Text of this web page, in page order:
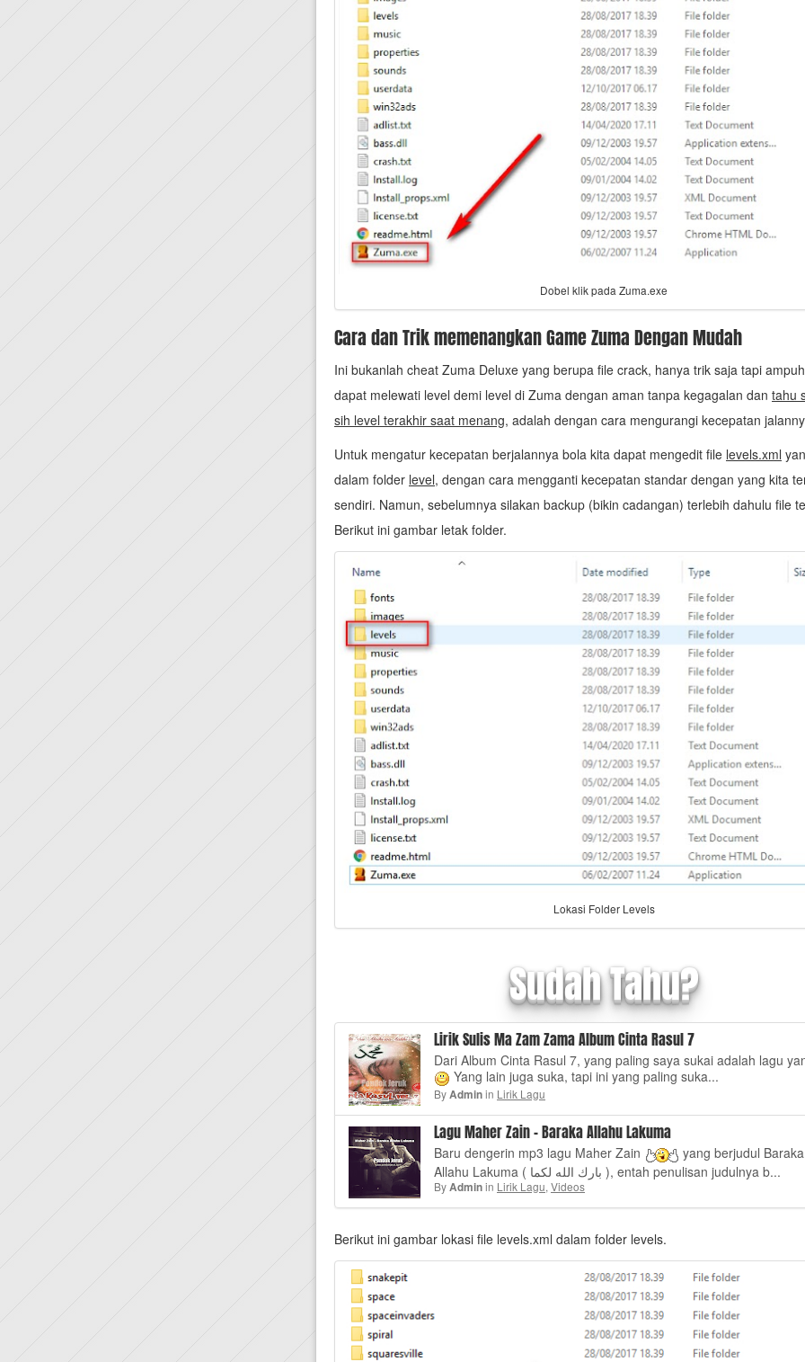
Dobel klik pada Zuma.exe
Cara dan Trik memenangkan Game Zuma Dengan Mudah
Ini bukanlah cheat Zuma Deluxe yang berupa file crack, hanya trik saja tapi
dapat melewati level demi level di Zuma dengan aman tanpa kegagalan dan tahu
sih level terakhir saat menang, adalah dengan cara mengurangi kecepatan
Untuk mengatur kecepatan berjalannya bola kita dapat mengedit file levels.xml
dalam folder level, dengan cara mengganti kecepatan standar dengan yang kita
sendiri. Namun, sebelumnya silakan backup (bikin cadangan) terlebih dahulu file
Berikut ini gambar letak folder.
Lokasi Folder Levels
Sudah Tahu?
Lirik Sulis Ma Zam Zama Album Cinta Rasul 7
Dari Album Cinta Rasul 7, yang paling saya sukai adalah lagu
Yang lain juga suka, tapi ini yang paling suka...
ByAdminin Lirik Lagu
Lagu Maher Zain – Baraka Allahu Lakuma
Baru dengerin mp3 lagu Maher Zain
yang berjudul Baraka
Allahu Lakuma ( بارك الله لكما ), entah penulisan judulnya b...
ByAdminin Lirik Lagu, Videos
Berikut ini gambar lokasi file levels.xml dalam folder levels.